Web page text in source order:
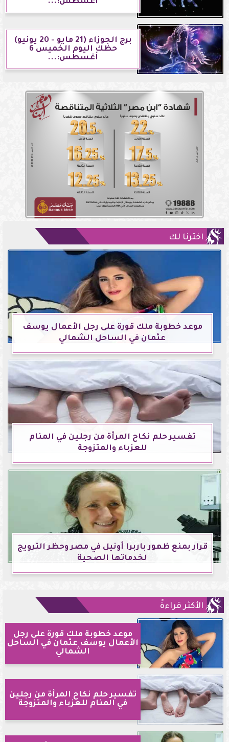
برج الجوزاء (21 مايو - 20 يونيو)
حظك اليوم الخميس 6
أغسطس:...
اخترنا لك
موعد خطوبة ملك قورة على رجل الأعمال يوسف
عثمان في الساحل الشمالي
تفسير حلم نكاح المرأة من رجلين في المنام
للعزباء والمتزوجة
قرار بمنع ظهور باربرا أونيل في مصر وحظر الترويج
لخدماتها الصحية
الأكثر قراءةً
موعد خطوبة ملك قورة على رجل
الأعمال يوسف عثمان في الساحل
الشمالي
تفسير حلم نكاح المرأة من رجلين
في المنام للعزباء والمتزوجة